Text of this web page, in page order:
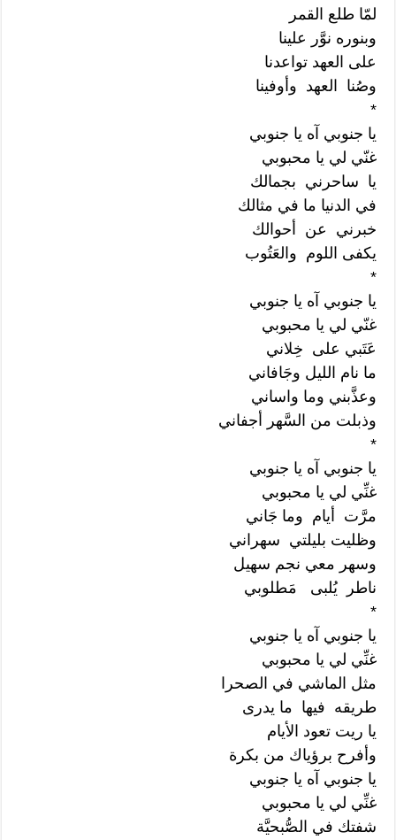
لمّا طلع القمر
وبنوره نوَّر علينا
على العهد تواعدنا
وصُنا العهد وأوفينا
*
يا جنوبي آه يا جنوبي
غنّي لي يا محبوبي
يا ساحرني بجمالك
في الدنيا ما في مثالك
خبرني عن أحوالك
يكفى اللوم والعَتُوب
*
يا جنوبي آه يا جنوبي
غنّي لي يا محبوبي
عَتَبي على خِلاني
ما نام الليل وجَافاني
وعذَّبني وما واساني
وذبلت من السَّهر أجفاني
*
يا جنوبي آه يا جنوبي
غنِّي لي يا محبوبي
مرَّت أيام وما جَاني
وظليت بليلتي سهراني
وسهر معي نجم سهيل
ناطر يُلبى مَطلوبي
*
يا جنوبي آه يا جنوبي
غنِّي لي يا محبوبي
مثل الماشي في الصحرا
طريقه فيها ما يدرى
يا ريت تعود الأيام
وأفرح برؤياك من بكرة
يا جنوبي آه يا جنوبي
غنِّي لي يا محبوبي
شفتك في الصُّبحيَّة